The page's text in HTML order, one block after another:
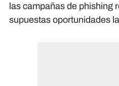
las campañas de phishing
supuestas oportunidades